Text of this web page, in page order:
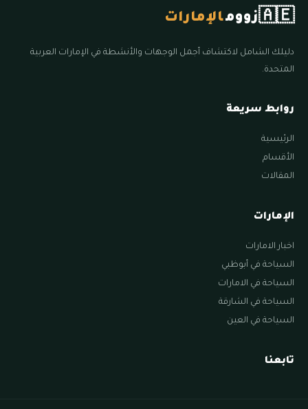
🇦🇪زوومالإمارات
دليلك الشامل لاكتشاف أجمل الوجهات والأنشطة في الإمارات العربية
المتحدة.
روابط سريعة
الرئيسية
الأقسام
المقالات
الإمارات
اخبار الامارات
السياحة في أبوظبي
السياحة في الامارات
السياحة في الشارقة
السياحة في العين
تابعنا